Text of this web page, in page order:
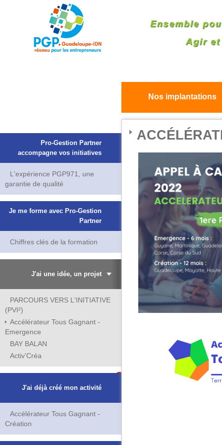
Nos implantations
Pro-Gestion Partner
accompagne vos initiatives
L'expérience PGP971, une
garantie de qualité
Je me forme avec Pro-Gestion
Partner
Chiffres clés de la formation
J'ai une idée, un projet
PARCOURS VERS L'INITIATIVE
(PVI²)
Accélérateur Tous Gagnant -
Emergence
BAY BALAN
Activ'Créa
J'ai déjà créé mon activité
Accélérateur Tous Gagnant -
Création